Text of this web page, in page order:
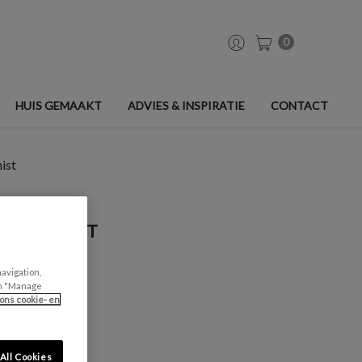
0
HUIS GEMAAKT ADVIES & INSPIRATIE CONTACT
SALIEMIST
"Manage
cookie- en
Cookies